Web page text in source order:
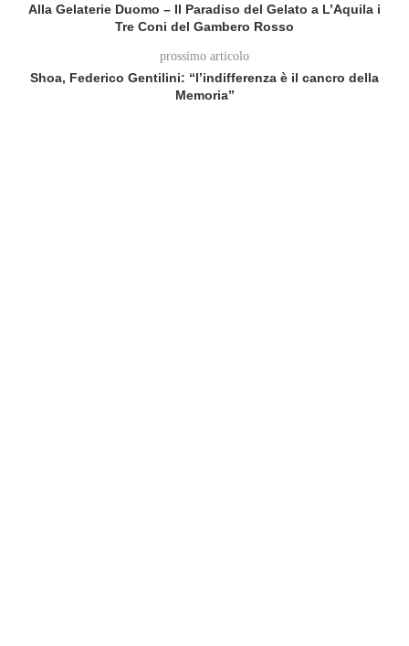
Alla Gelaterie Duomo – Il Paradiso del Gelato a L’Aquila i
Tre Coni del Gambero Rosso
prossimo articolo
Shoa, Federico Gentilini: “l’indifferenza è il cancro della
Memoria”